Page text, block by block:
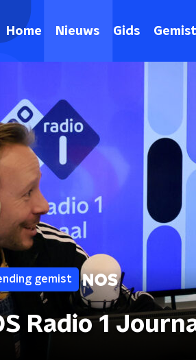
Home Nieuws Gids Gemist
gemist
Radio 1